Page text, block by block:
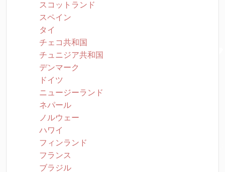
スコットランド
スペイン
タイ
チェコ共和国
チュニジア共和国
デンマーク
ドイツ
ニュージーランド
ネパール
ノルウェー
ハワイ
フィンランド
フランス
ブラジル